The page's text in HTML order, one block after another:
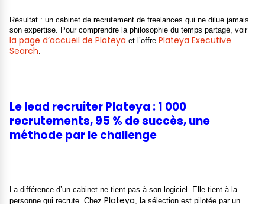
Résultat : un cabinet de recrutement de freelances qui ne dilue jamais
son expertise. Pour comprendre la philosophie du temps partagé, voir
la page d’accueil de Plateya et l’offre Plateya Executive
Search
Le lead recruiter Plateya : 1 000
recrutements, 95 % de succès, une
méthode par le challenge
La différence d’un cabinet ne tient pas à son logiciel. Elle tient à la
personne qui recrute. Chez Plateya , la sélection est pilotée par un